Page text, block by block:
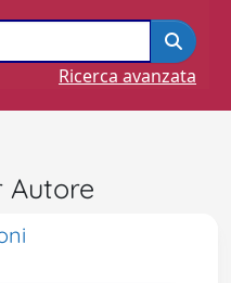
Ricerca avanzata
Autore